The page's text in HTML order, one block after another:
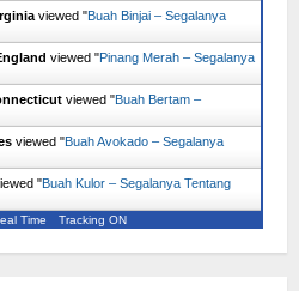
viewed "Buah Binjai – Segalanya
viewed "Pinang Merah – Segalanya
viewed "Buah Bertam –
viewed "Buah Avokado – Segalanya
"Buah Kulor – Segalanya Tentang
Time Tracking ON